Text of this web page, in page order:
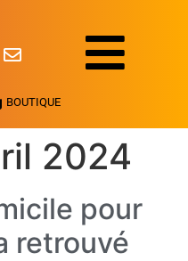
BOUTIQUE
2024
pour
retrouvé